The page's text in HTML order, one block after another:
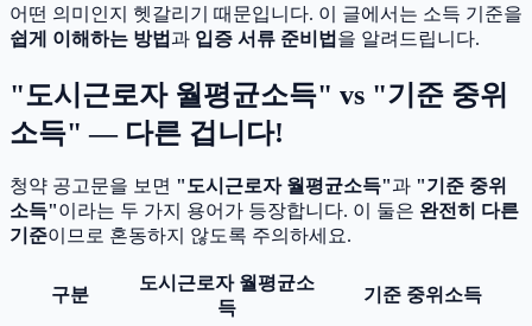
어떤 의미인지 헷갈리기 때문입니다. 이 글에서는 소득 기준을
쉽게 이해하는 방법 과 입증 서류 준비법 을 알려드립니다.
"도시근로자 월평균소득" vs "기준 중위
소득" — 다른 겁니다!
청약 공고문을 보면 "도시근로자 월평균소득"과 "기준 중위
소득"이라는 두 가지 용어가 등장합니다. 이 둘은 완전히 다른
기준이므로 혼동하지 않도록 주의하세요.
구분
도시근로자 월평균소
득
기준 중위소득